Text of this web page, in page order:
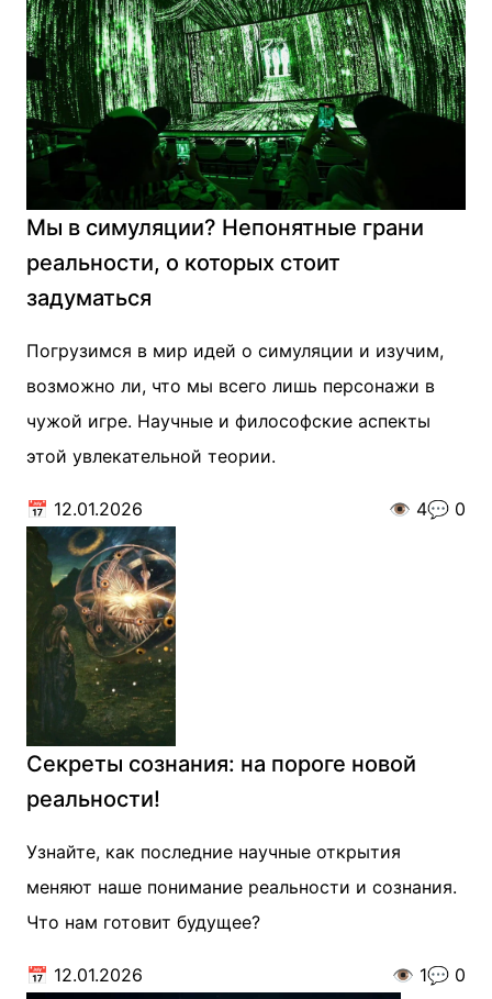
Мы в симуляции? Непонятные грани
реальности, о которых стоит
задуматься
Погрузимся в мир идей о симуляции и изучим,
возможно ли, что мы всего лишь персонажи в
чужой игре. Научные и философские аспекты
этой увлекательной теории.
📅 12.01.2026 👁️ 4💬 0
Секреты сознания: на пороге новой
реальности!
Узнайте, как последние научные открытия
меняют наше понимание реальности и сознания.
Что нам готовит будущее?
📅 12.01.2026 👁️ 1💬 0